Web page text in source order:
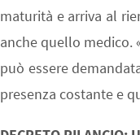
maturità e arriva al
anche quello medico.
può essere
presenza costante e